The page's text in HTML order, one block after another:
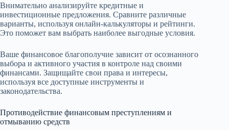
Внимательно анализируйте кредитные и
инвестиционные предложения. Сравните различные
варианты, используя онлайн-калькуляторы и рейтинги.
Это поможет вам выбрать наиболее выгодные условия.
Ваше финансовое благополучие зависит от осознанного
выбора и активного участия в контроле над своими
финансами. Защищайте свои права и интересы,
используя все доступные инструменты и
законодательства.
Противодействие финансовым преступлениям и
отмыванию средств